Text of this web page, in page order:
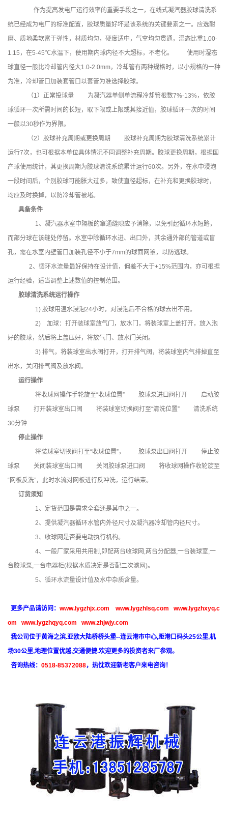
作为提高发电厂运行效率的重要手段之一，在线式凝汽器胶球清洗系
统已经成为电厂的标准配置，胶球质量好坏是该系统的关键要素之一。应选耐
磨、质地柔软富于弹性，材质均匀，硬度适中，气空均匀贯通，湿态比重1.00-
1.15，在5-45℃水温下，使用期内球内径不大超标，不老化。 使用时湿态
球直径一般比冷却管内径大1.0-2.0mm，冷却管有两种规格时，以小规格的一种
为准，冷却管口加装套管口以套管为准选择胶球。
（1）正常投球量 为凝汽器单侧单流程冷却管根数7%-13%，依胶
球循环一次所需时间的长短，取下限或上限或其接近值，胶球循环一次的时间
一般以30秒作为界限。
（2）胶球补充周期或更换周期 胶球补充周期为胶球清洗系统累计
运行7次，也可根据本单位具体情况不同调整补充周期。胶球更换周期，根据国
产球使用统计，其更换周期为胶球清洗系统累计运行60次。另外，在水中浸泡
一段时间后，个别胶球可能胀大过多，致使直径超标，在补充和更换胶球时，
均应及时换掉，以防冷却管被堵。
具备条件
1、凝汽器水室中隔板的窜通缝隙应予消除，以免引起循环水短路，
而部分球在该缝处停留。水室中除循环水进、出口外，其余通外部的管道或盲
孔，需在水室内壁管口加装孔径不小于7mm的球面网罩，以防逃球。
2、循环水流量最好保持在设计值，偏差不大于+15%范围内，亦可根据
运行经验，适当调整上述数值的控制范围。
胶球清洗系统运行操作
1) 胶球用温水浸泡24小时，对浸泡后不合格的球去出不用。
2) 加球：打开装球室放气门，放水门，将装球室上盖打开，放入泡
好的胶球，然后将上盖压好，将放气门、放水门关闭。
3) 排气，将装球室出水阀打开，打开排气阀，将装球室内气排掉直至
出水，关闭排气阀及放水阀。
运行操作
将收球网操作手轮旋至“收球位置” 胶球泵进口阀打开 启动胶
球泵 打开装球室出口阀 将装球室切换阀打至“清洗位置” 清洗系统
30分钟
停止操作
将装球室切换阀打至“收球位置”， 胶球泵出口阀打开 停止胶
球泵 关闭装球室出口阀 关闭胶球泵进口阀 将收球网操作收轮旋至
“网板反洗”，此时水流对网板进行反冲洗，运行结束。
订货须知
1、定货范围是需求全套还是其中之一。
2、提供凝汽器循环水管内外径尺寸及凝汽器冷却管内径尺寸。
3、收球网是否要电动执行机构。
4、一般厂家采用共用制,即配两台收球网,两台分配器,一台装球室,一
台胶球泵,一台电器柜(根据水质决定是否配二次滤网)。
5、循环水流量设计值及水中杂质含量。
更多产品请访问： www.lygzhjx.com www.lygzhlsq.com
www.lygzhxyq.c
om
www.lygzhqyq.com
www.zhjwjy.com
我公司位于黄海之滨.亚欧大陆桥桥头堡--连云港市中心,距港口码头25公里,机
场30公里,地理位置优越,交通便捷.欢迎更多的投资者来厂参观。
咨询热线： 0518-85372088，热忱欢迎新老客户来电咨询！